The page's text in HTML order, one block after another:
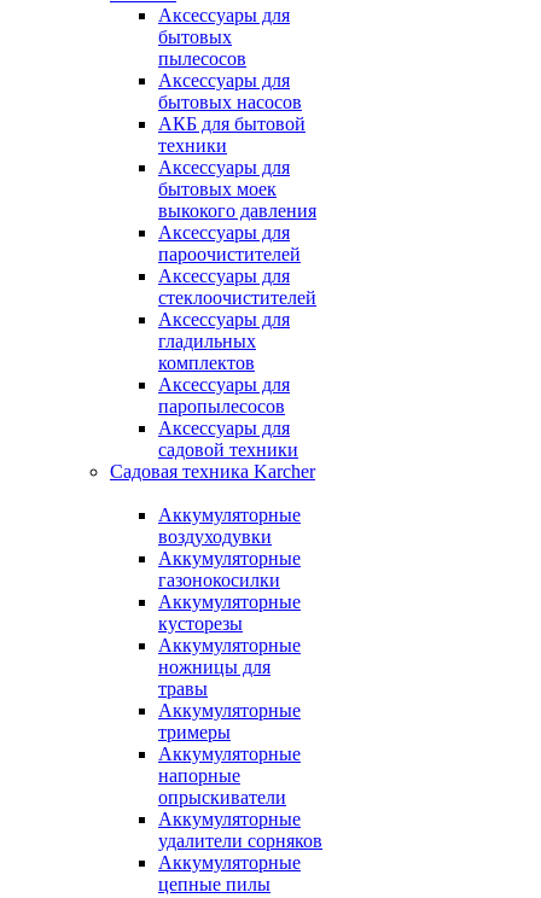
Аксессуары для
бытовых
пылесосов
Аксессуары для
бытовых насосов
АКБ для бытовой
техники
Аксессуары для
бытовых моек
выкокого давления
Аксессуары для
пароочистителей
Аксессуары для
стеклоочистителей
Аксессуары для
гладильных
комплектов
Аксессуары для
паропылесосов
Аксессуары для
садовой техники
Садовая техника Karcher
Аккумуляторные
воздуходувки
Аккумуляторные
газонокосилки
Аккумуляторные
кусторезы
Аккумуляторные
ножницы для
травы
Аккумуляторные
тримеры
Аккумуляторные
напорные
опрыскиватели
Аккумуляторные
удалители сорняков
Аккумуляторные
цепные пилы